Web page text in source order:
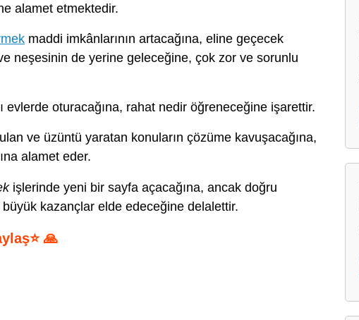
alamet etmektedir.
maddi imkânlarının artacağına, eline geçecek
neşesinin de yerine geleceğine, çok zor ve sorunlu
evlerde oturacağına, rahat nedir öğreneceğine işarettir.
ve üzüntü yaratan konuların çözüme kavuşacağına,
alamet eder.
işlerinde yeni bir sayfa açacağına, ancak doğru
kazançlar elde edeceğine delalettir.
🙏